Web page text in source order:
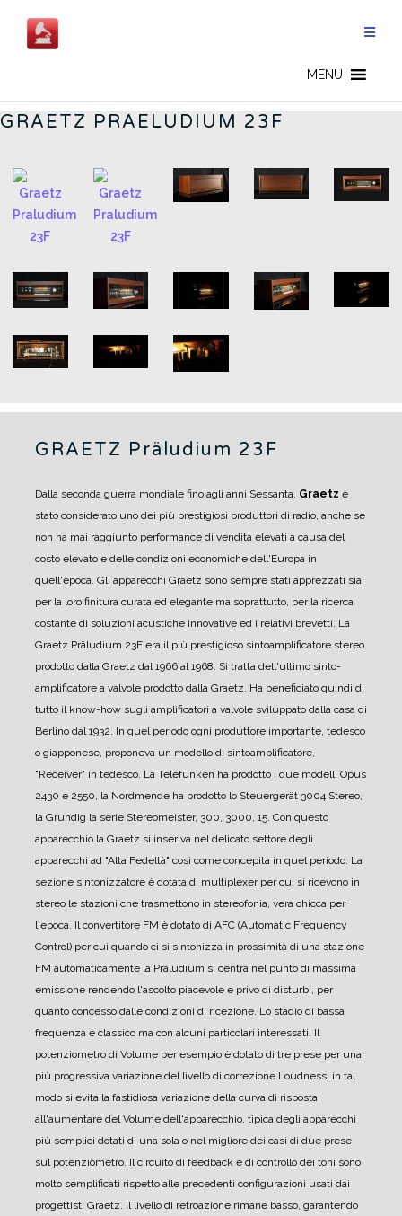
contenuto
MENU
GRAETZ PRAELUDIUM 23F
GRAETZ Präludium 23F
Dalla seconda guerra mondiale fino agli anni Sessanta, Graetz è
stato considerato uno dei più prestigiosi produttori di radio, anche se
non ha mai raggiunto performance di vendita elevati a causa del
costo elevato e delle condizioni economiche dell'Europa in
quell'epoca. Gli apparecchi Graetz sono sempre stati apprezzati sia
per la loro finitura curata ed elegante ma soprattutto, per la ricerca
costante di soluzioni acustiche innovative ed i relativi brevetti. La
Graetz Präludium 23F era il più prestigioso sintoamplificatore stereo
prodotto dalla Graetz dal 1966 al 1968. Si tratta dell'ultimo sinto-
amplificatore a valvole prodotto dalla Graetz. Ha beneficiato quindi di
tutto il know-how sugli amplificatori a valvole sviluppato dalla casa di
Berlino dal 1932. In quel periodo ogni produttore importante, tedesco
o giapponese, proponeva un modello di sintoamplificatore,
"Receiver" in tedesco. La Telefunken ha prodotto i due modelli Opus
2430 e 2550, la Nordmende ha prodotto lo Steuergerät 3004 Stereo,
la Grundig la serie Stereomeister, 300, 3000, 15. Con questo
apparecchio la Graetz si inseriva nel delicato settore degli
apparecchi ad "Alta Fedeltà" così come concepita in quel periodo. La
sezione sintonizzatore è dotata di multiplexer per cui si ricevono in
stereo le stazioni che trasmettono in stereofonia, vera chicca per
l'epoca. Il convertitore FM è dotato di AFC (Automatic Frequency
Control) per cui quando ci si sintonizza in prossimità di una stazione
FM automaticamente la Praludium si centra nel punto di massima
emissione rendendo l'ascolto piacevole e privo di disturbi, per
quanto concesso dalle condizioni di ricezione. Lo stadio di bassa
frequenza è classico ma con alcuni particolari interessati. Il
potenziometro di Volume per esempio è dotato di tre prese per una
più progressiva variazione del livello di correzione Loudness, in tal
modo si evita la fastidiosa variazione della curva di risposta
all'aumentare del Volume dell'apparecchio, tipica degli apparecchi
più semplici dotati di una sola o nel migliore dei casi di due prese
sul potenziometro. Il circuito di feedback e di controllo dei toni sono
molto semplificati rispetto alle precedenti configurazioni usati dai
progettisti Graetz. Il livello di retroazione rimane basso, garantendo